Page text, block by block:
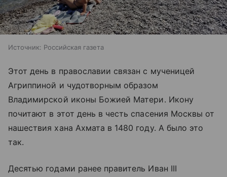
Источник: Российская газета
Этот день в православии связан с мученицей
Агриппиной и чудотворным образом
Владимирской иконы Божией Матери. Икону
почитают в этот день в честь спасения Москвы от
нашествия хана Ахмата в 1480 году. А было это
так.
Десятью годами ранее правитель Иван III